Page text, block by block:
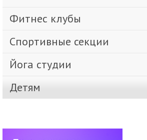
Фитнес клубы
Спортивные секции
Йога студии
Детям